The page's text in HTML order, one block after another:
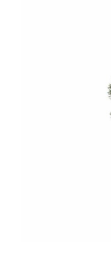
Arm- en
Oog- en